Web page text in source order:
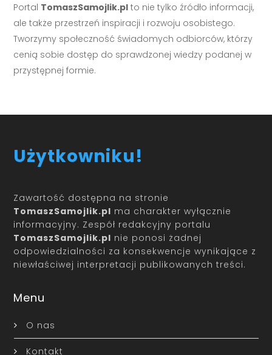
Portal TomaszSamojlik.pl to nie tylko źródło informacji,
ale także przestrzeń inspiracji i rozwoju osobistego.
Tworzymy społeczność świadomych odbiorców, którzy
cenią sobie dostęp do sprawdzonej wiedzy podanej w
przystępnej formie.
Użytkowniku!
Zawartość dostępna na stronie
TomaszSamojlik.pl ma charakter wyłącznie
informacyjny. Zespół redakcyjny portalu
TomaszSamojlik.pl nie ponosi żadnej
odpowiedzialności za konsekwencje wynikające z
niewłaściwej interpretacji publikowanych treści.
Menu
O nas
Kontakt